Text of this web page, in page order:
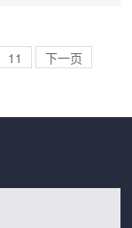
分散料堆处
11 下一页